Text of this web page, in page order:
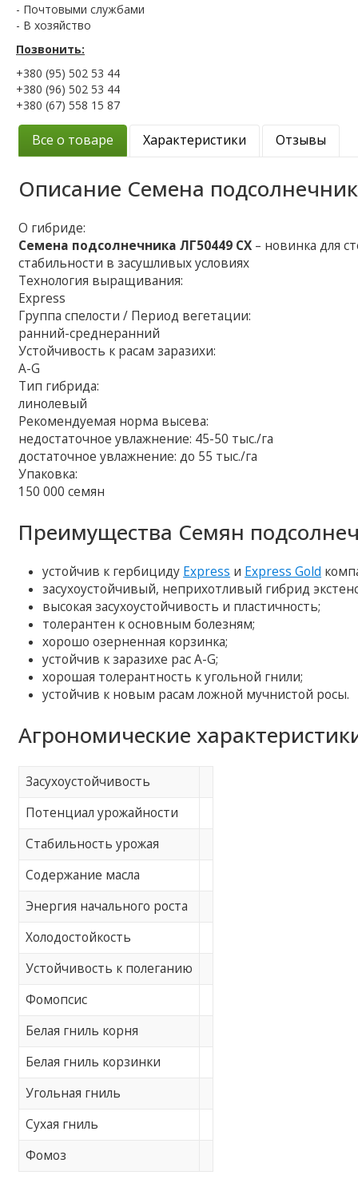
- Почтовыми службами
- В хозяйство
Позвонить:
+380 (95) 502 53 44
+380 (96) 502 53 44
+380 (67) 558 15 87
Все о товаре Характеристики Отзывы
Описание Семена
О гибриде:
Семена подсолнечника ЛГ50449 СХ – новинка для
стабильности в засушливых условиях
Технология выращивания:
Express
Группа спелости / Период вегетации:
ранний-среднеранний
Устойчивость к расам заразихи:
A-G
Тип гибрида:
линолевый
Рекомендуемая норма высева:
недостаточное увлажнение: 45-50 тыс./га
достаточное увлажнение: до 55 тыс./га
Упаковка:
150 000 семян
Преимущества Семян
устойчив к гербициду Express и Express Gold
засухоустойчивый, неприхотливый гибрид
высокая засухоустойчивость и пластичность;
толерантен к основным болезням;
хорошо озерненная корзинка;
устойчив к заразихе рас A-G;
хорошая толерантность к угольной гнили;
устойчив к новым расам ложной мучнистой росы.
Агрономические
Засухоустойчивость
Потенциал урожайности
Стабильность урожая
Содержание масла
Энергия начального роста
Холодостойкость
Устойчивость к полеганию
Фомопсис
Белая гниль корня
Белая гниль корзинки
Угольная гниль
Сухая гниль
Фомоз